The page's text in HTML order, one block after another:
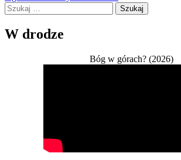
wpisu
Szukaj:
W drodze
Bóg w górach? (2026)